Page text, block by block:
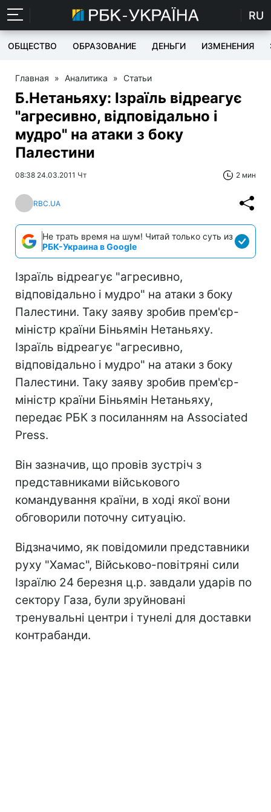
RU
ОБЩЕСТВО ОБРАЗОВАНИЕ ДЕНЬГИ ИЗМЕНЕНИЯ
Главная » Аналитика » Статьи
Б.Нетаньяху: Ізраїль відреагує
"агресивно, відповідально і
мудро" на атаки з боку
Палестини
08:38 24.03.2011 Чт 2 мин
RBC.UA
Не трать время на шум! Читай только суть из
РБК-Украина в Google
Ізраїль відреагує "агресивно,
відповідально і мудро" на атаки з боку
Палестини. Таку заяву зробив прем'єр-
міністр країни Біньямін Нетаньяху.
Ізраїль відреагує "агресивно,
відповідально і мудро" на атаки з боку
Палестини. Таку заяву зробив прем'єр-
міністр країни Біньямін Нетаньяху,
передає РБК з посиланням на Associated
Press.
Він зазначив, що провів зустріч з
представниками військового
командування країни, в ході якої вони
обговорили поточну ситуацію.
Відзначимо, як повідомили представники
руху "Хамас", Військово-повітряні сили
Ізраїлю 24 березня ц.р. завдали ударів по
сектору Газа, були зруйновані
тренувальні центри і тунелі для доставки
контрабанди.